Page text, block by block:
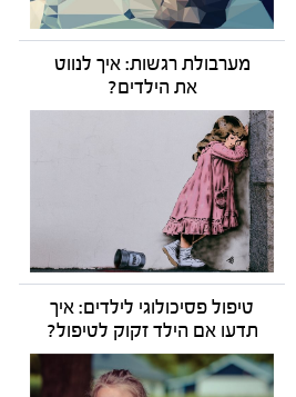
מערבולת רגשות: איך לנווט
את הילדים?
טיפול פסיכולוגי לילדים: איך
תדעו אם הילד זקוק לטיפול?